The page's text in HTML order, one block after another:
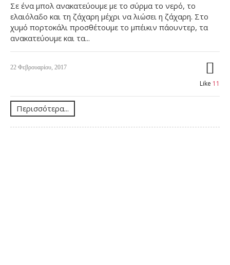
Σε ένα μπολ ανακατεύουμε με το σύρμα το νερό, το
ελαιόλαδο και τη ζάχαρη μέχρι να λιώσει η ζάχαρη. Στο
χυμό πορτοκάλι προσθέτουμε το μπέικιν πάουντερ, τα
ανακατεύουμε και τα...
22 Φεβρουαρίου, 2017
Like 11
Περισσότερα...